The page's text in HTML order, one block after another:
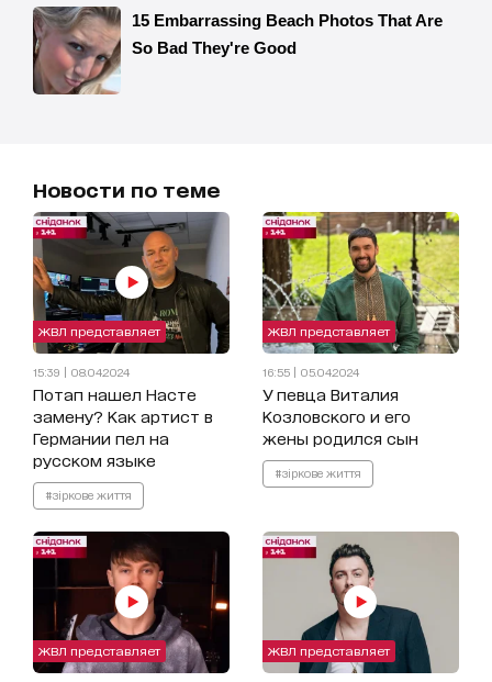
Новости по теме
ЖВЛ представляет
15:39 | 08.04.2024
Потап нашел Насте
замену? Как артист в
Германии пел на
русском языке
#зіркове життя
ЖВЛ представляет
16:55 | 05.04.2024
У певца Виталия
Козловского и его
жены родился сын
#зіркове життя
ЖВЛ представляет ЖВЛ представляет